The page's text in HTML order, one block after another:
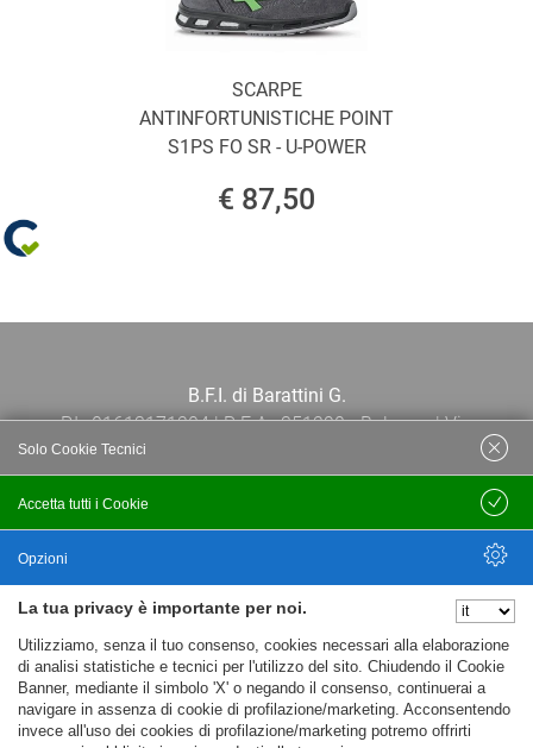
SCARPE
ANTINFORTUNISTICHE POINT
S1PS FO SR - U-POWER
€ 87,50
B.F.I. di Barattini G.
P.I.: 01613171204 | R.E.A.: 351290 - Bologna | Via
Po 13E, 40139, Bologna | Telefono: 051
444638 | Email: bfi@bfi.bo.it
Privacy policy
Cookie policy
La tua privacy è importante per noi.
Utilizziamo, senza il tuo consenso, cookies necessari alla elaborazione
di analisi statistiche e tecnici per l'utilizzo del sito. Chiudendo il Cookie
Banner, mediante il simbolo 'X' o negando il consenso, continuerai a
navigare in assenza di cookie di profilazione/marketing. Acconsentendo
invece all'uso dei cookies di profilazione/marketing potremo offrirti
Accetta tutti i Cookie
Solo Cookie Tecnici
Salva
Opzioni
Nascondi Opzioni